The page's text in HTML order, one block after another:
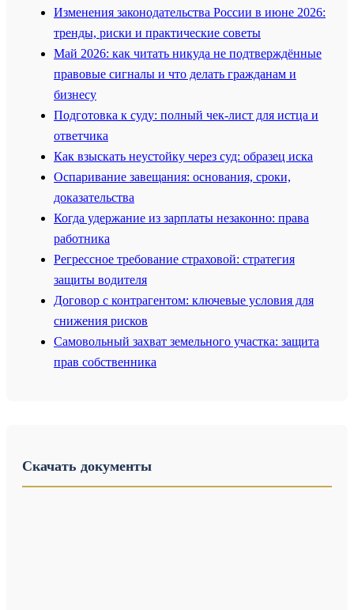
Изменения законодательства России в июне 2026:
тренды, риски и практические советы
Май 2026: как читать никуда не подтверждённые
правовые сигналы и что делать гражданам и
бизнесу
Подготовка к суду: полный чек-лист для истца и
ответчика
Как взыскать неустойку через суд: образец иска
Оспаривание завещания: основания, сроки,
доказательства
Когда удержание из зарплаты незаконно: права
работника
Регрессное требование страховой: стратегия
защиты водителя
Договор с контрагентом: ключевые условия для
снижения рисков
Самовольный захват земельного участка: защита
прав собственника
Скачать документы